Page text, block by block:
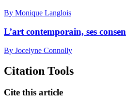
By Monique Langlois
L’art contemporain, ses
By Jocelyne Connolly
Citation Tools
Cite this article